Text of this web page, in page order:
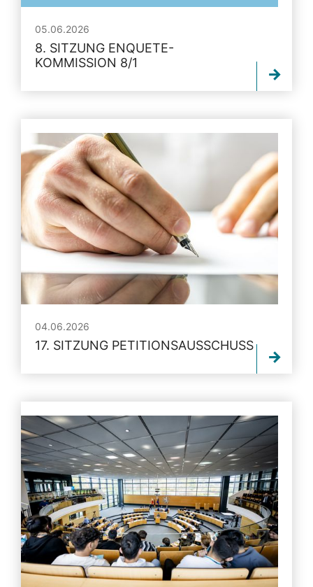
05.06.2026
8. SITZUNG ENQUETE-
KOMMISSION 8/1
04.06.2026
17. SITZUNG PETITIONSAUSSCHUSS